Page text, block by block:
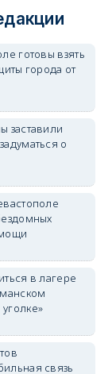
центра
готовы взять
города от
заставили
о
в лагере
связь